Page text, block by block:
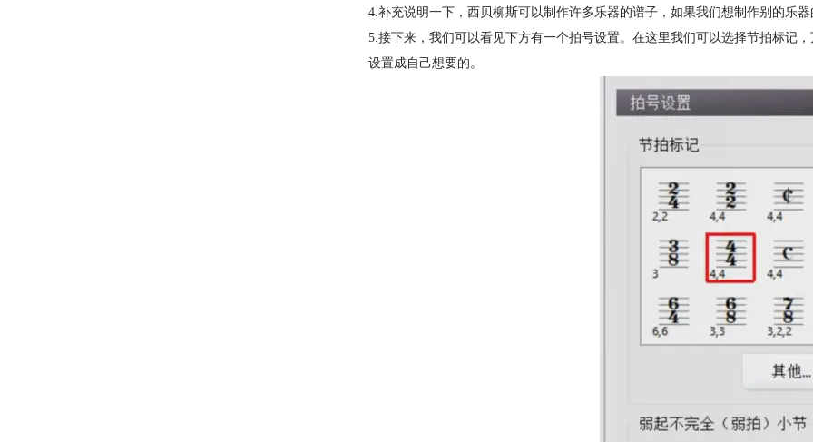
4.补充说明一下，西贝柳斯可以制作许多乐器的谱子，如果我们想制作别的乐
5.接下来，我们可以看见下方有一个拍号设置。在这里我们可以选择节拍标记
设置成自己想要的。